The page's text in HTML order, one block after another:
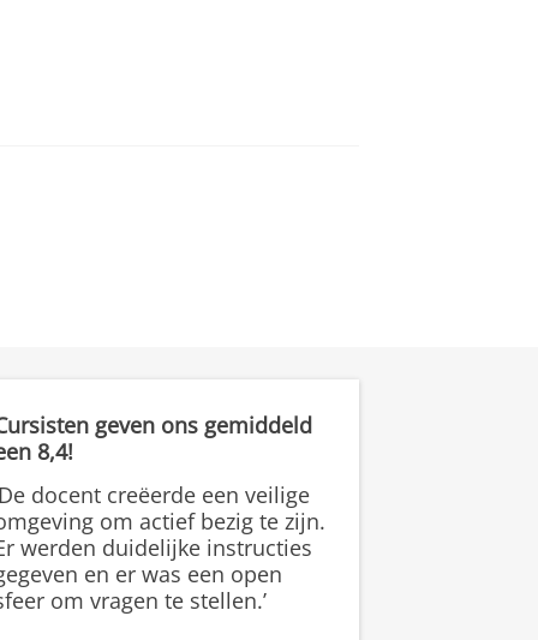
geven ons gemiddeld
8,4!
docent creëerde een veilige
om actief bezig te zijn.
werden duidelijke instructies
en er was een open
om vragen te stellen.’